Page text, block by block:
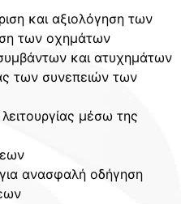
και αξιολόγηση των
των οχημάτων
και ατυχημάτων
των συνεπειών των
μέσω της
ανασφαλή οδήγηση